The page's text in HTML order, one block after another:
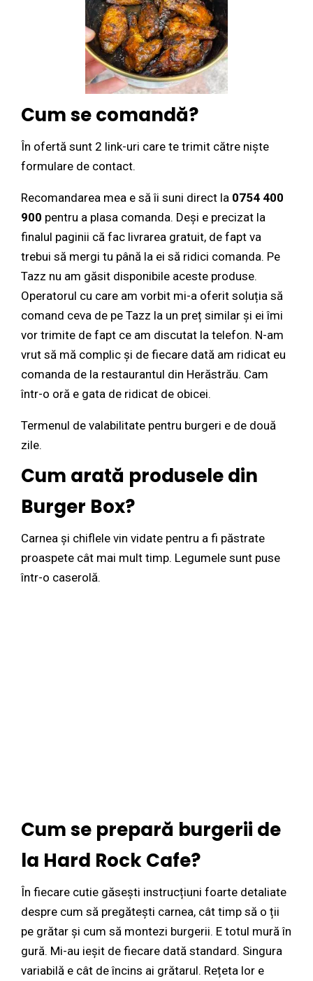
Cum se comandă?
În ofertă sunt 2 link-uri care te trimit către niște
formulare de contact.
Recomandarea mea e să îi suni direct la 0754 400
900 pentru a plasa comanda. Deși e precizat la
finalul paginii că fac livrarea gratuit, de fapt va
trebui să mergi tu până la ei să ridici comanda. Pe
Tazz nu am găsit disponibile aceste produse.
Operatorul cu care am vorbit mi-a oferit soluția să
comand ceva de pe Tazz la un preț similar și ei îmi
vor trimite de fapt ce am discutat la telefon. N-am
vrut să mă complic și de fiecare dată am ridicat eu
comanda de la restaurantul din Herăstrău. Cam
într-o oră e gata de ridicat de obicei.
Termenul de valabilitate pentru burgeri e de două
zile.
Cum arată produsele din
Burger Box?
Carnea și chiflele vin vidate pentru a fi păstrate
proaspete cât mai mult timp. Legumele sunt puse
într-o caserolă.
Cum se prepară burgerii de
la Hard Rock Cafe?
În fiecare cutie găsești instrucțiuni foarte detaliate
despre cum să pregătești carnea, cât timp să o ții
pe grătar și cum să montezi burgerii. E totul mură în
gură. Mi-au ieșit de fiecare dată standard. Singura
variabilă e cât de încins ai grătarul. Rețeta lor e